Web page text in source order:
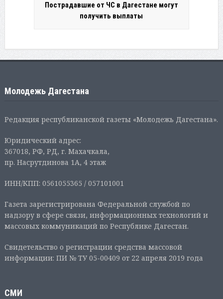
Пострадавшие от ЧС в Дагестане могут
получить выплаты
Молодежь Дагестана
Редакция республиканской газеты «Молодежь Дагестана».
Юридический адрес:
367018, РФ, РД, г. Махачкала,
пр. Насрутдинова 1А, 4 этаж
ИНН/КПП: 0561055365 / 057101001
Газета зарегистрирована Федеральной службой по
надзору в сфере связи, информационных технологий и
массовых коммуникаций по Республике Дагестан.
Свидетельство о регистрации средства массовой
информации: ПИ № ТУ 05-00409 от 22 апреля 2019 года
СМИ